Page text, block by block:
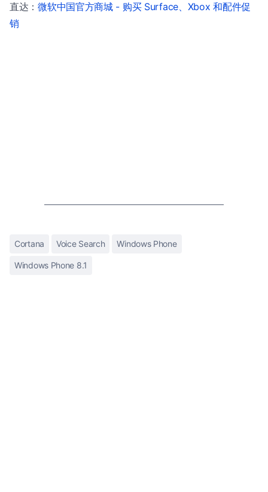
直达：微软中国官方商城 - 购买 Surface、Xbox 和配件促
销
Cortana Voice Search Windows Phone
Windows Phone 8.1